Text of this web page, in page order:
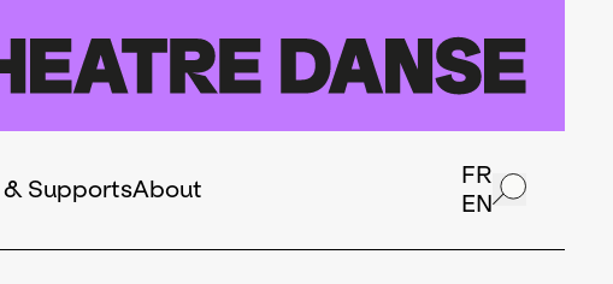
& SupportsAbout
FR
EN